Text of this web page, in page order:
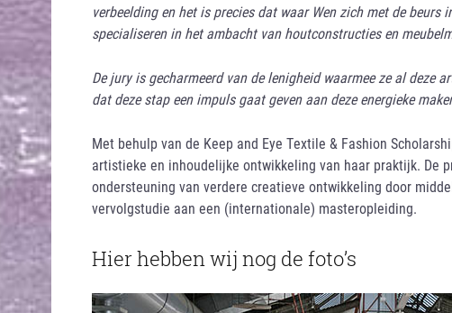
verbeelding en het is precies dat waar Wen zich met de
specialiseren in het ambacht van houtconstructies en
De jury is gecharmeerd van de lenigheid waarmee ze al deze
dat deze stap een impuls gaat geven aan deze energieke
Met behulp van de Keep and Eye Textile & Fashion
artistieke en inhoudelijke ontwikkeling van haar praktijk. De
ondersteuning van verdere creatieve ontwikkeling door
vervolgstudie aan een (internationale) masteropleiding.
Hier hebben wij nog de foto’s